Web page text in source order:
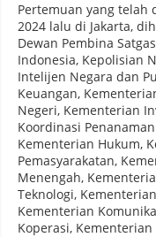
Pertemuan yang telah
2024 lalu di Jakarta,
Dewan Pembina
Indonesia, Kepolisian
Intelijen Negara dan
Keuangan,
Negeri, Kementerian
Koordinasi
Kementerian Hukum,
Pemasyarakatan,
Menengah,
Teknologi,
Kementerian
Koperasi,